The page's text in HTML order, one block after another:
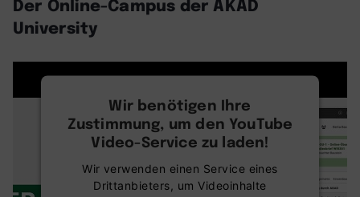
Wir benötigen Ihre
Zustimmung, um den YouTube
Video-Service zu laden!
Wir verwenden einen Service eines
Drittanbieters, um Videoinhalte
University